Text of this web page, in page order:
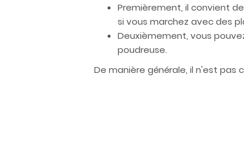
Premièrement, il convient
si vous marchez avec des
Deuxièmement, vous
poudreuse.
De manière générale, il n'est pas